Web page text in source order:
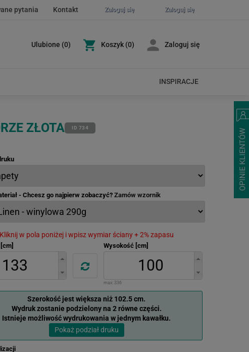
Zaloguj się
Zaloguj się
pytania Kontakt
Ulubione (0) Koszyk (0) Zaloguj się
INSPIRACJE
ZŁOTA ID 734
- Chcesz go najpierw zobaczyć?Zamów wzornik
Kliknij w pola poniżej i wpisz wymiar ściany + 2% zapasu
Wysokość [cm]
max: 336
Szerokość jest większa niż 102.5 cm.
Wydruk zostanie podzielony na 2 równe części.
Istnieje możliwość wydrukowania w jednym kawałku.
Pokaż podział druku